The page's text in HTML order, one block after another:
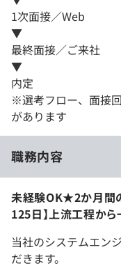
1次面接／Web
▼
最終面接／ご来社
▼
内定
※選考フロー、面接
があります
職務内容
未経験OK★2か月間
125日】上流工程か
当社のシステムエン
だきます。